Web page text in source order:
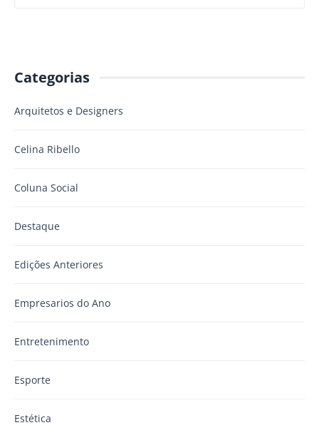
Categorias
Arquitetos e Designers
Celina Ribello
Coluna Social
Destaque
Edições Anteriores
Empresarios do Ano
Entretenimento
Esporte
Estética